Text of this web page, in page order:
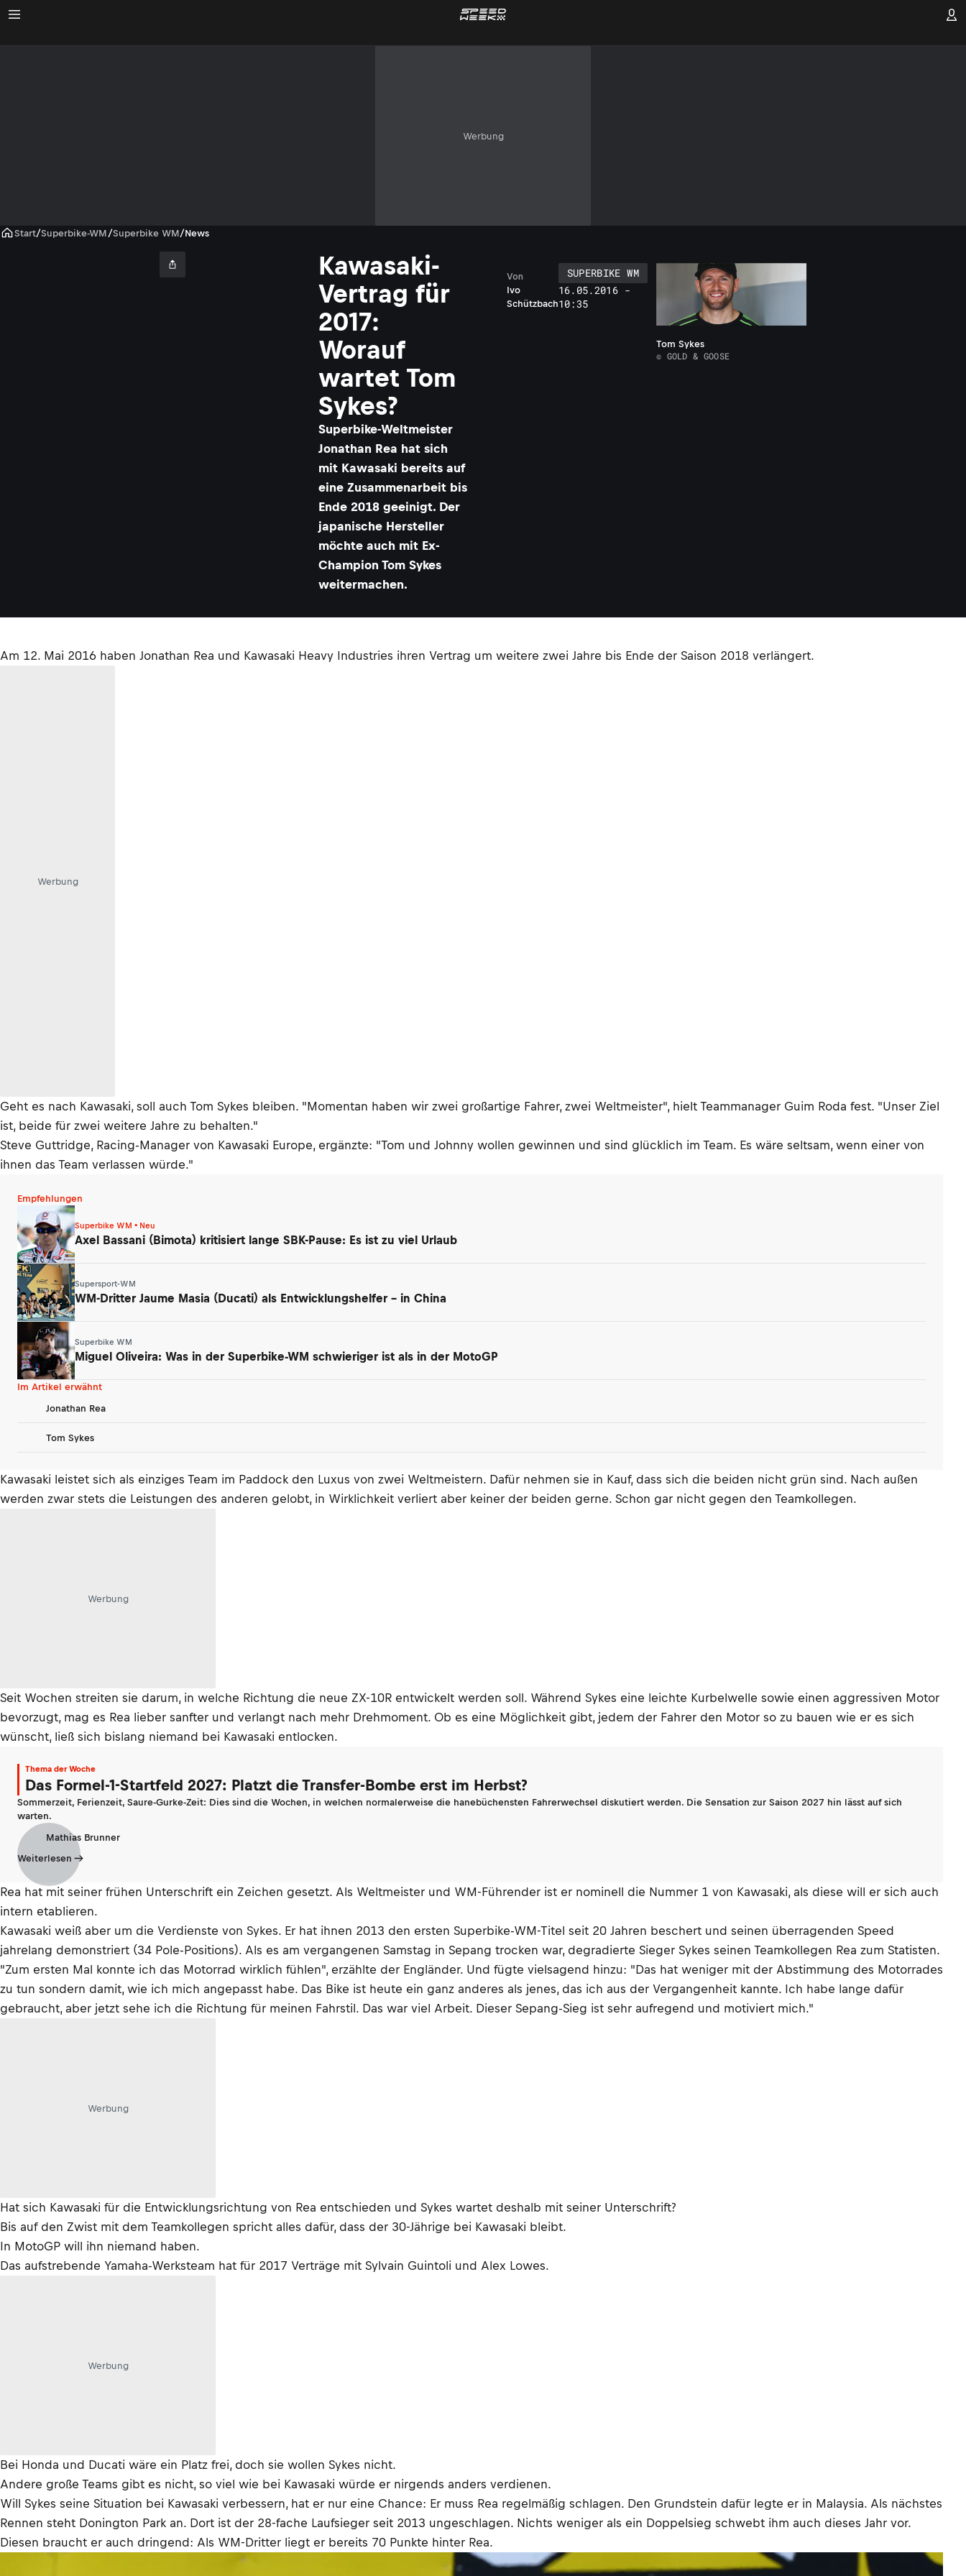
Werbung
Start/Superbike-WM /Superbike WM/News
Kawasaki-
Vertrag für
2017:
Worauf
wartet Tom
Sykes?
Superbike-Weltmeister
Jonathan Rea hat sich
mit Kawasaki bereits auf
eine Zusammenarbeit bis
Ende 2018 geeinigt. Der
japanische Hersteller
möchte auch mit Ex-
Champion Tom Sykes
weitermachen.
Ivo
Schützbach
Von
SUPERBIKE WM
16.05.2016 -
10:35
Tom Sykes
© GOLD & GOOSE
Am 12. Mai 2016 haben Jonathan Rea und Kawasaki Heavy Industries ihren Vertrag um weitere zwei Jahre bis Ende der Saison 2018 verlängert.
Werbung
Geht es nach Kawasaki, soll auch Tom Sykes bleiben. "Momentan haben wir zwei großartige Fahrer, zwei Weltmeister", hielt Teammanager Guim Roda fest. "Unser Ziel
ist, beide für zwei weitere Jahre zu behalten."
Steve Guttridge, Racing-Manager von Kawasaki Europe, ergänzte: "Tom und Johnny wollen gewinnen und sind glücklich im Team. Es wäre seltsam, wenn einer von
ihnen das Team verlassen würde."
Empfehlungen
Superbike WM • Neu
Axel Bassani (Bimota) kritisiert lange SBK-Pause: Es ist zu viel Urlaub
Supersport-WM
WM-Dritter Jaume Masia (Ducati) als Entwicklungshelfer – in China
Superbike WM
Miguel Oliveira: Was in der Superbike-WM schwieriger ist als in der MotoGP
Im Artikel erwähnt
Jonathan Rea
Tom Sykes
Kawasaki leistet sich als einziges Team im Paddock den Luxus von zwei Weltmeistern. Dafür nehmen sie in Kauf, dass sich die beiden nicht grün sind. Nach außen
werden zwar stets die Leistungen des anderen gelobt, in Wirklichkeit verliert aber keiner der beiden gerne. Schon gar nicht gegen den Teamkollegen.
Werbung
Seit Wochen streiten sie darum, in welche Richtung die neue ZX-10R entwickelt werden soll. Während Sykes eine leichte Kurbelwelle sowie einen aggressiven Motor
bevorzugt, mag es Rea lieber sanfter und verlangt nach mehr Drehmoment. Ob es eine Möglichkeit gibt, jedem der Fahrer den Motor so zu bauen wie er es sich
wünscht, ließ sich bislang niemand bei Kawasaki entlocken.
Thema der Woche
Das Formel-1-Startfeld 2027: Platzt die Transfer-Bombe erst im Herbst?
Sommerzeit, Ferienzeit, Saure-Gurke-Zeit: Dies sind die Wochen, in welchen normalerweise die hanebüchensten Fahrerwechsel diskutiert werden. Die Sensation zur Saison 2027 hin lässt auf sich
warten.
Mathias Brunner
Weiterlesen
Rea hat mit seiner frühen Unterschrift ein Zeichen gesetzt. Als Weltmeister und WM-Führender ist er nominell die Nummer 1 von Kawasaki, als diese will er sich auch
intern etablieren.
Kawasaki weiß aber um die Verdienste von Sykes. Er hat ihnen 2013 den ersten Superbike-WM-Titel seit 20 Jahren beschert und seinen überragenden Speed
jahrelang demonstriert (34 Pole-Positions). Als es am vergangenen Samstag in Sepang trocken war, degradierte Sieger Sykes seinen Teamkollegen Rea zum Statisten.
"Zum ersten Mal konnte ich das Motorrad wirklich fühlen", erzählte der Engländer. Und fügte vielsagend hinzu: "Das hat weniger mit der Abstimmung des Motorrades
zu tun sondern damit, wie ich mich angepasst habe. Das Bike ist heute ein ganz anderes als jenes, das ich aus der Vergangenheit kannte. Ich habe lange dafür
gebraucht, aber jetzt sehe ich die Richtung für meinen Fahrstil. Das war viel Arbeit. Dieser Sepang-Sieg ist sehr aufregend und motiviert mich."
Werbung
Hat sich Kawasaki für die Entwicklungsrichtung von Rea entschieden und Sykes wartet deshalb mit seiner Unterschrift?
Bis auf den Zwist mit dem Teamkollegen spricht alles dafür, dass der 30-Jährige bei Kawasaki bleibt.
In MotoGP will ihn niemand haben.
Das aufstrebende Yamaha-Werksteam hat für 2017 Verträge mit Sylvain Guintoli und Alex Lowes.
Werbung
Bei Honda und Ducati wäre ein Platz frei, doch sie wollen Sykes nicht.
Andere große Teams gibt es nicht, so viel wie bei Kawasaki würde er nirgends anders verdienen.
Will Sykes seine Situation bei Kawasaki verbessern, hat er nur eine Chance: Er muss Rea regelmäßig schlagen. Den Grundstein dafür legte er in Malaysia. Als nächstes
Rennen steht Donington Park an. Dort ist der 28-fache Laufsieger seit 2013 ungeschlagen. Nichts weniger als ein Doppelsieg schwebt ihm auch dieses Jahr vor.
Diesen braucht er auch dringend: Als WM-Dritter liegt er bereits 70 Punkte hinter Rea.